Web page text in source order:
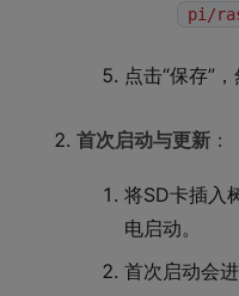
pi/
点击“保存”
首次启动与更新 ：
将SD卡插入
电启动。
首次启动会